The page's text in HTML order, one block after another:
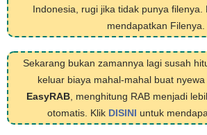
Indonesia, rugi jika tidak punya filenya.
mendapatkan Filenya.
Sekarang bukan zamannya lagi susah
keluar biaya mahal-mahal buat
EasyRAB, menghitung RAB menjadi
otomatis. Klik DISINI untuk